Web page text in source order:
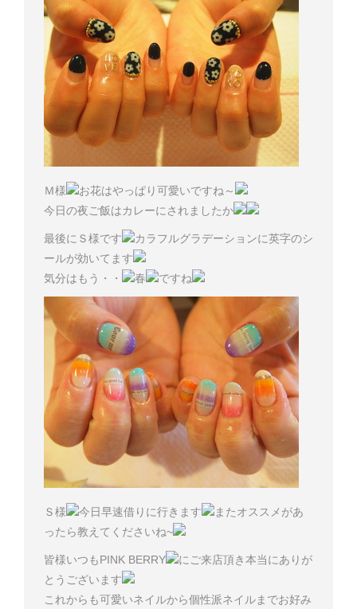
Ｍ様
お花はやっぱり可愛いですね～
今日の夜ご飯はカレーにされましたか
最後にＳ様です
カラフルグラデーションに英字のシ
ールが効いてます
気分はもう・・
春 ですね
Ｓ様 今日早速借りに行きます
またオススメがあ
ったら教えてくださいね~
皆様いつもPINK BERRY
にご来店頂き本当にありが
とうございます
これからも可愛いネイルから個性派ネイルまでお好み